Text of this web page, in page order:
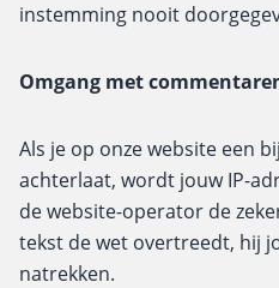
instemming nooit
Omgang met
Als je op onze website een
achterlaat, wordt jouw IP-
de website-operator de
tekst de wet overtreedt, hij
natrekken.